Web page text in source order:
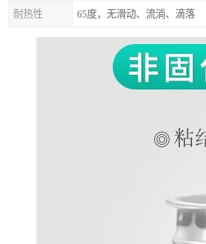
耐热性 65度，无滑动、流淌、滴落